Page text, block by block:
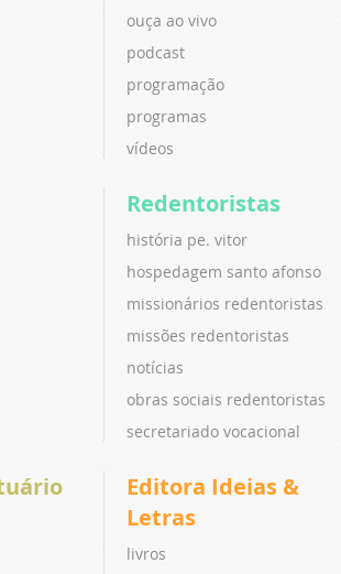
ouça ao vivo
podcast
programação
programas
vídeos
Redentoristas
história pe. vitor
hospedagem santo afonso
missionários redentoristas
missões redentoristas
notícias
obras sociais redentoristas
secretariado vocacional
Editora Ideias &
Letras
livros